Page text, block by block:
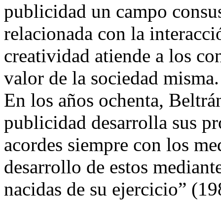
publicidad un campo
relacionada con la
creatividad atiende a los
valor de la sociedad misma.
En los años ochenta,
publicidad desarrolla sus
acordes siempre con los
desarrollo de estos
nacidas de su ejercicio”